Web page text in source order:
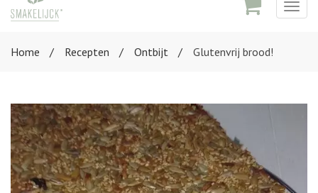
Home
Recepten Ontbijt Glutenvrij brood!